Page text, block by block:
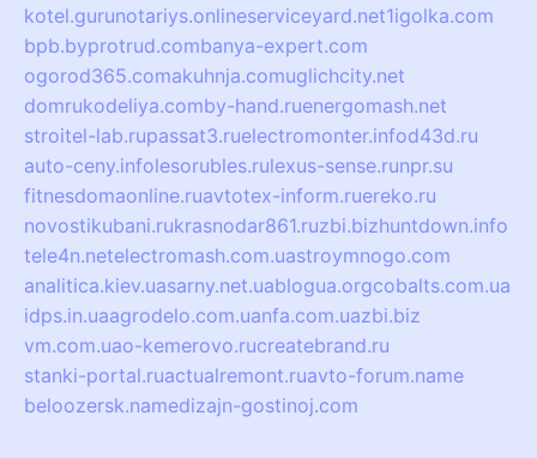
kotel.gurunotariys.onlineserviceyard.net1igolka.com
bpb.byprotrud.combanya-expert.com
ogorod365.comakuhnja.comuglichcity.net
domrukodeliya.comby-hand.ruenergomash.net
stroitel-lab.rupassat3.ruelectromonter.infod43d.ru
auto-ceny.infolesorubles.rulexus-sense.runpr.su
fitnesdomaonline.ruavtotex-inform.ruereko.ru
novostikubani.rukrasnodar861.ruzbi.bizhuntdown.info
tele4n.netelectromash.com.uastroymnogo.com
analitica.kiev.uasarny.net.uablogua.orgcobalts.com.ua
idps.in.uaagrodelo.com.uanfa.com.uazbi.biz
vm.com.uao-kemerovo.rucreatebrand.ru
stanki-portal.ruactualremont.ruavto-forum.name
beloozersk.namedizajn-gostinoj.com